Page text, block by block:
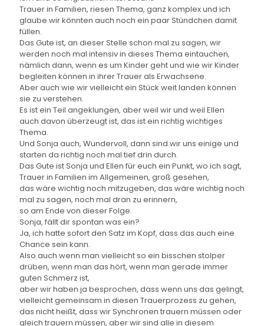
Trauer in Familien, riesen Thema, ganz komplex und ich
glaube wir könnten auch noch ein paar Stündchen damit
füllen.
Das Gute ist, an dieser Stelle schon mal zu sagen, wir
werden noch mal intensiv in dieses Thema eintauchen,
nämlich dann, wenn es um Kinder geht und wie wir Kinder
begleiten können in ihrer Trauer als Erwachsene.
Aber auch wie wir vielleicht ein Stück weit landen können
sie zu verstehen.
Es ist ein Teil angeklungen, aber weil wir und weil Ellen
auch davon überzeugt ist, das ist ein richtig wichtiges
Thema.
Und Sonja auch, Wundervoll, dann sind wir uns einige und
starten da richtig noch mal tief drin durch.
Das Gute ist Sonja und Ellen für euch ein Punkt, wo ich sagt,
Trauer in Familien im Allgemeinen, groß gesehen,
das wäre wichtig noch mitzugeben, das wäre wichtig noch
mal zu sagen, noch mal dran zu erinnern,
so am Ende von dieser Folge.
Sonja, fällt dir spontan was ein?
Ja, ich hatte sofort den Satz im Kopf, dass das auch eine
Chance sein kann.
Also auch wenn man vielleicht so ein bisschen stolper
drüben, wenn man das hört, wenn man gerade immer
guten Schmerz ist,
aber wir haben ja besprochen, dass wenn uns das gelingt,
vielleicht gemeinsam in diesen Trauerprozess zu gehen,
das nicht heißt, dass wir Synchronen trauern müssen oder
gleich trauern müssen, aber wir sind alle in diesem